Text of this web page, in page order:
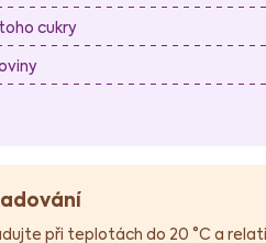
cukry
při teplotách do 20 °C a